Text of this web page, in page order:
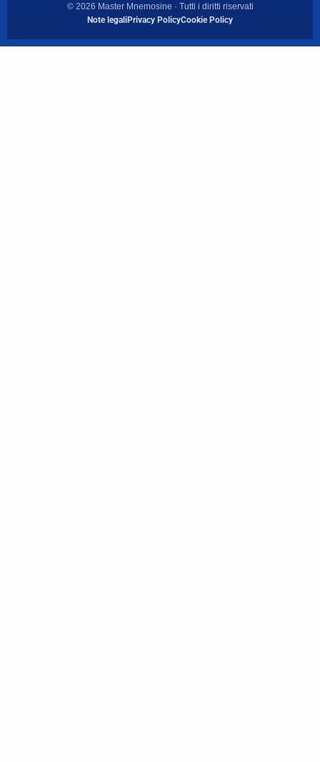
© 2026 Master Mnemosine · Tutti i diritti riservati
Note legaliPrivacy PolicyCookie Policy